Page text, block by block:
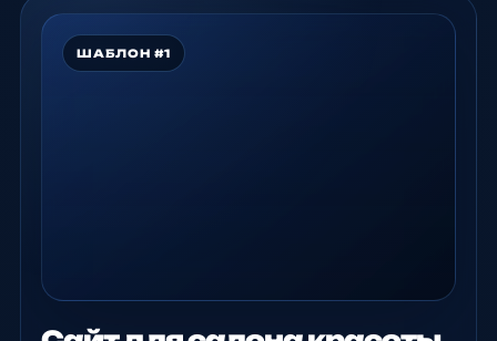
ШАБЛОН #1